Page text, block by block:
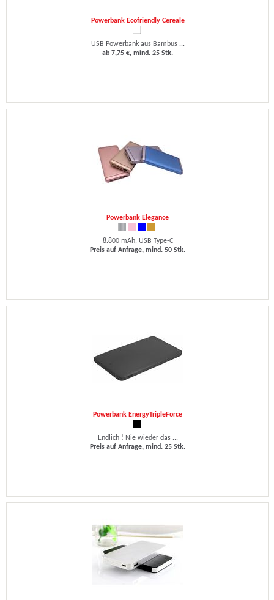
Powerbank Ecofriendly Cereale
USB Powerbank aus Bambus ...
ab 7,75 €, mind. 25 Stk.
Powerbank Elegance
8.800 mAh, USB Type-C
Preis auf Anfrage, mind. 50 Stk.
Powerbank EnergyTripleForce
Endlich ! Nie wieder das ...
Preis auf Anfrage, mind. 25 Stk.